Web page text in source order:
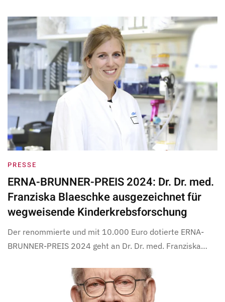
PRESSE
ERNA-BRUNNER-PREIS 2024: Dr. Dr. med.
Franziska Blaeschke ausgezeichnet für
wegweisende Kinderkrebsforschung
Der renommierte und mit 10.000 Euro dotierte ERNA-
BRUNNER-PREIS 2024 geht an Dr. Dr. med. Franziska…